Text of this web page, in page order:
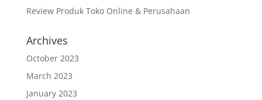
Review Produk Toko Online & Perusahaan
Archives
October 2023
March 2023
January 2023